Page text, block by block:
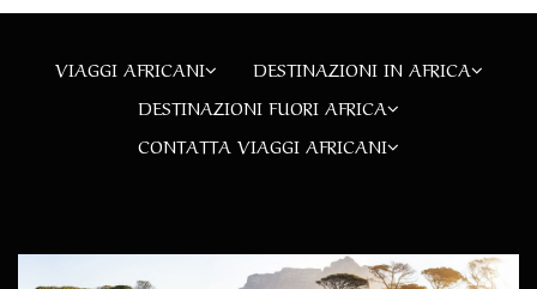
VIAGGI AFRICANI
DESTINAZIONI IN AFRICA
DESTINAZIONI FUORI AFRICA
CONTATTA VIAGGI AFRICANI